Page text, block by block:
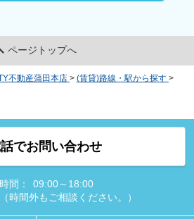
ページトップへ
不動産蒲田本店 > (賃貸)路線・駅から探す >
でお問い合わせ
間：
09:00～18:00
時間外もご相談ください。）